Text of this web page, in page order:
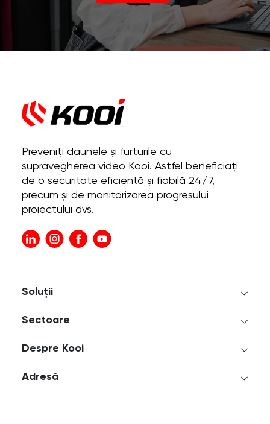
Preveniți daunele și furturile cu
supravegherea video Kooi. Astfel beneficiați
de o securitate eficientă și fiabilă 24/7,
precum și de monitorizarea progresului
proiectului dvs.
Soluții
Sectoare
Despre Kooi
Adresă